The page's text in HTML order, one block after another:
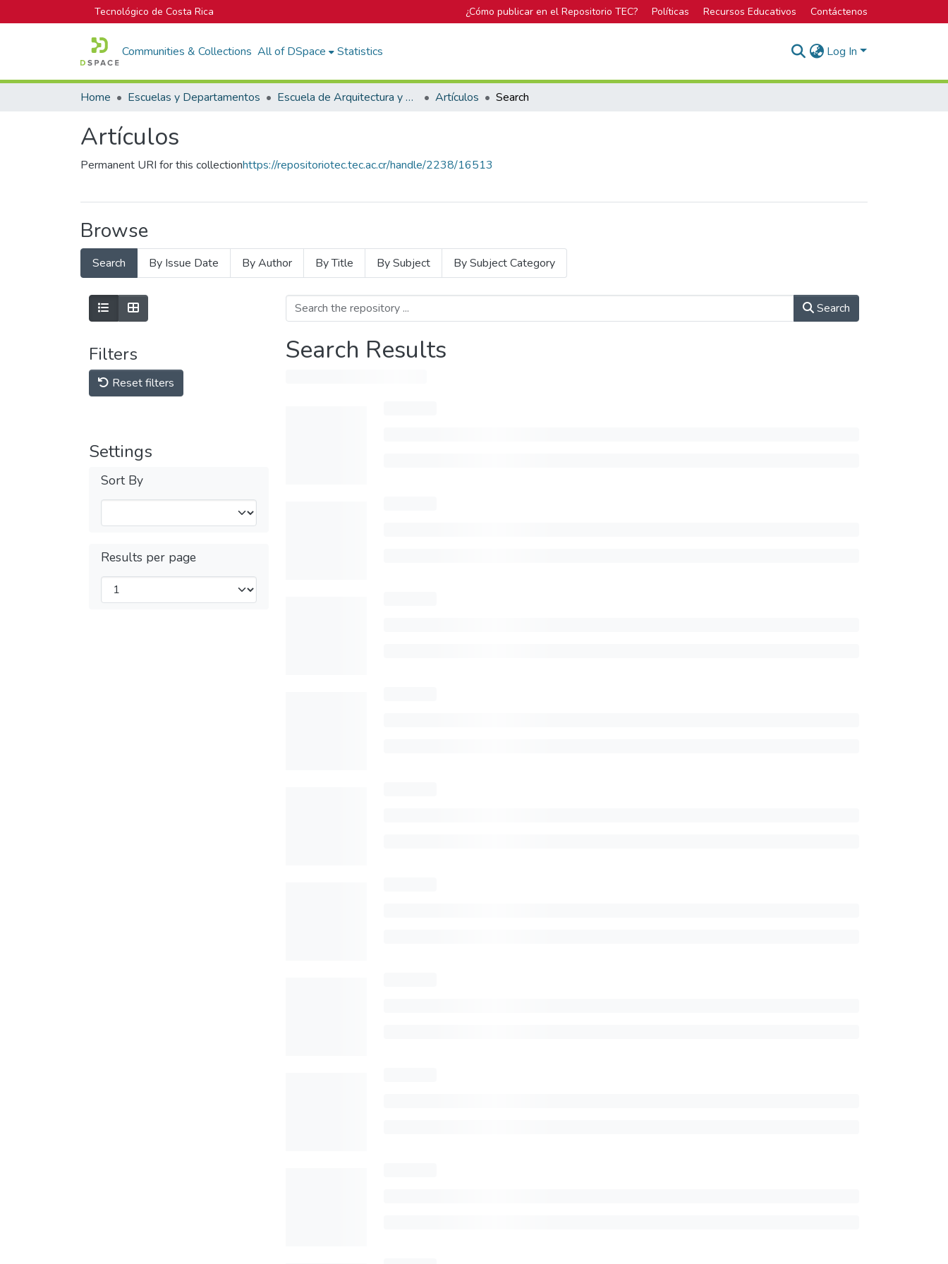
Tecnológico de Costa Rica ¿Cómo publicar en el Repositorio TEC? Políticas Recursos Educativos Contáctenos
Communities & Collections All of DSpace Statistics Log In
Home Escuelas y Departamentos Escuela de Arquitectura y Urbanismo Artículos Search
Artículos
Permanent URI for this collectionhttps://repositoriotec.tec.ac.cr/handle/2238/16513
Browse
Search By Issue Date By Author By Title By Subject By Subject Category
Filters
Reset filters
Settings
Sort By
Results per page
Search
Search Results